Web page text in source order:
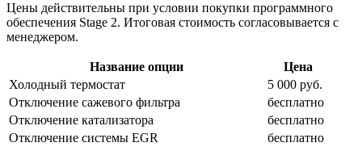
Цены действительны при условии покупки программного
обеспечения Stage 2. Итоговая стоимость согласовывается с
менеджером.
Название опции
Цена
Холодный термостат
5 000 руб.
Отключение сажевого фильтра
бесплатно
Отключение катализатора
бесплатно
Отключение системы EGR
бесплатно